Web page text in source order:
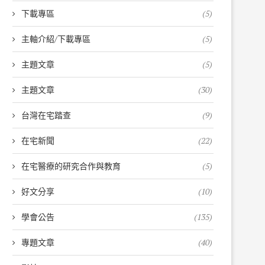
下載專區 (5)
主軸介紹/下載專區 (5)
主題文章 (5)
主題文章 (30)
台灣在宅踏查 (9)
在宅新聞 (22)
在宅醫療的研究合作與教育 (5)
好文分享 (10)
學會公告 (135)
專題文章 (40)